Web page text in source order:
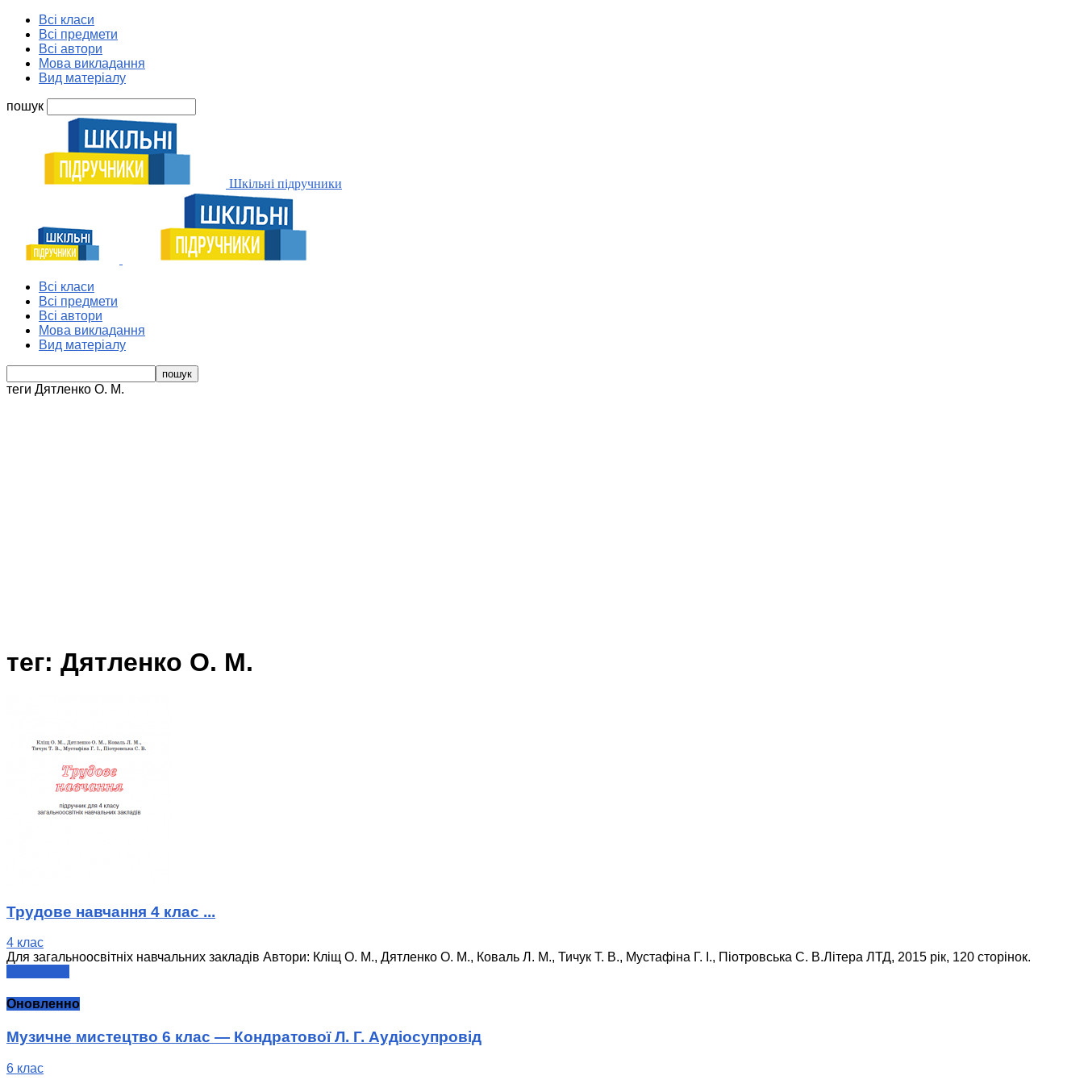
Всі класи
Всі предмети
Всі автори
Мова викладання
Вид матеріалу
пошук
Шкільні підручники
Всі класи
Всі предмети
Всі автори
Мова викладання
Вид матеріалу
теги Дятленко О. М.
тег: Дятленко О. М.
Трудове навчання 4 клас ...
4 клас
Для загальноосвітніх навчальних закладів Автори: Кліщ О. М., Дятленко О. М., Коваль Л. М., Тичук Т. В., Мустафіна Г. І., Піотровська С. В.Літера ЛТД, 2015 рік, 120 сторінок.
Оновленно
Музичне мистецтво 6 клас — Кондратової Л. Г. Аудіосупровід
6 клас